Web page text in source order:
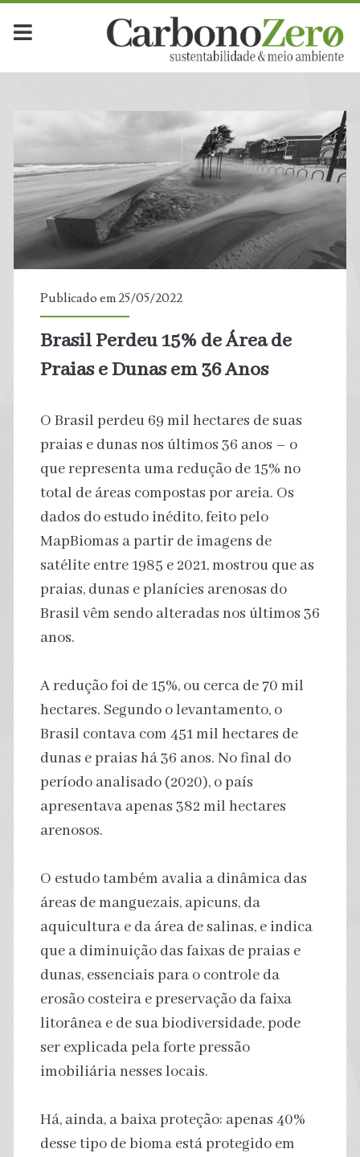
Publicado em 25/05/2022
Brasil Perdeu 15% de Área de
Praias e Dunas em 36 Anos
O Brasil perdeu 69 mil hectares de suas
praias e dunas nos últimos 36 anos – o
que representa uma redução de 15% no
total de áreas compostas por areia. Os
dados do estudo inédito, feito pelo
MapBiomas a partir de imagens de
satélite entre 1985 e 2021, mostrou que as
praias, dunas e planícies arenosas do
Brasil vêm sendo alteradas nos últimos 36
anos.
A redução foi de 15%, ou cerca de 70 mil
hectares. Segundo o levantamento, o
Brasil contava com 451 mil hectares de
dunas e praias há 36 anos. No final do
período analisado (2020), o país
apresentava apenas 382 mil hectares
arenosos.
O estudo também avalia a dinâmica das
áreas de manguezais, apicuns, da
aquicultura e da área de salinas, e indica
que a diminuição das faixas de praias e
dunas, essenciais para o controle da
erosão costeira e preservação da faixa
litorânea e de sua biodiversidade, pode
ser explicada pela forte pressão
imobiliária nesses locais.
Há, ainda, a baixa proteção: apenas 40%
desse tipo de bioma está protegido em